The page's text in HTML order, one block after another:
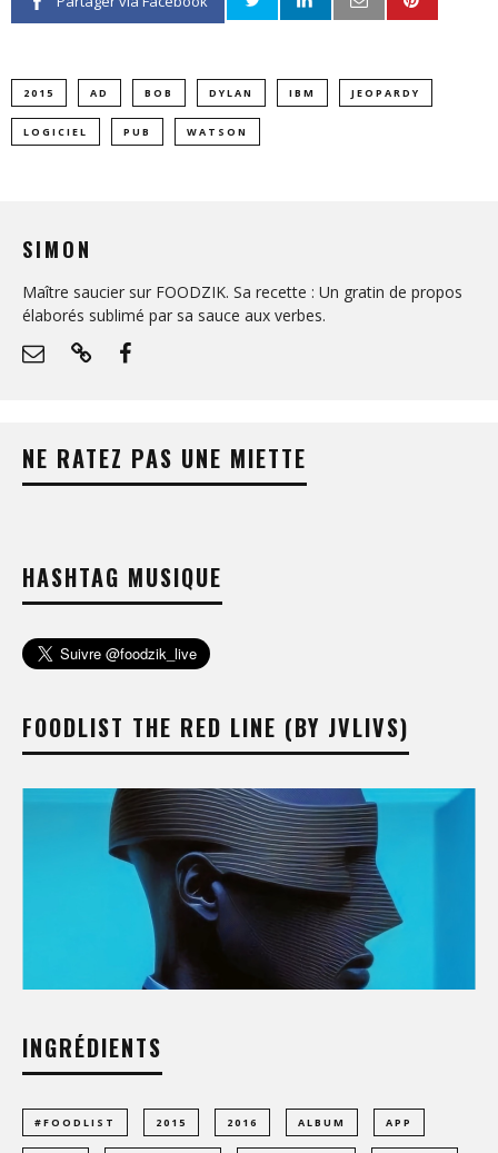
2015 AD BOB DYLAN IBM JEOPARDY
LOGICIEL PUB WATSON
SIMON
Maître saucier sur FOODZIK. Sa recette : Un gratin de propos
élaborés sublimé par sa sauce aux verbes.
NE RATEZ PAS UNE MIETTE
HASHTAG MUSIQUE
FOODLIST THE RED LINE (BY JVLIVS)
INGRÉDIENTS
#FOODLIST 2015 2016 ALBUM APP